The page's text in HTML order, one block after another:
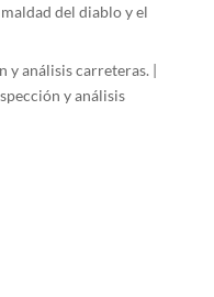
maldad del diablo y el
y análisis carreteras. |
y análisis